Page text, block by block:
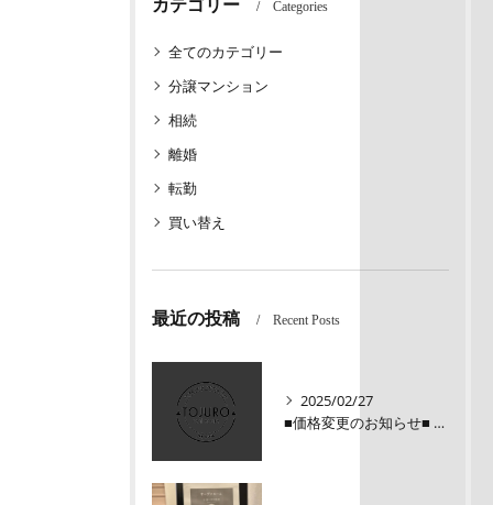
カテゴリー Categories
全てのカテゴリー
分譲マンション
相続
離婚
転勤
買い替え
最近の投稿 Recent Posts
2025/02/27
■価格変更のお知らせ■ メロディーハイム三条堺町2階